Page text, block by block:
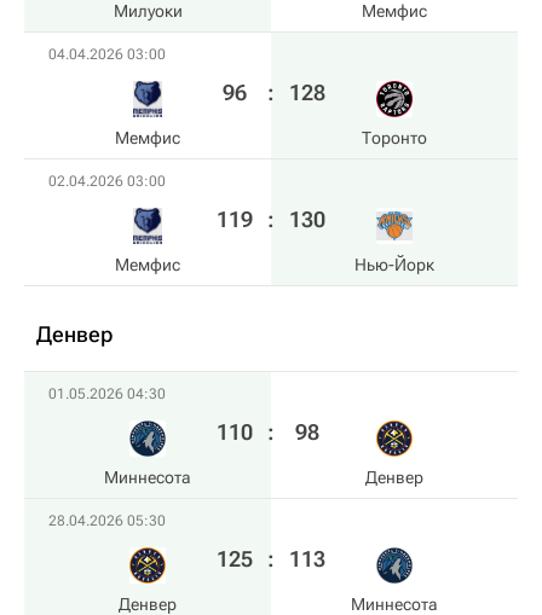
Милуоки Мемфис
04.04.2026 03:00
Мемфис
96 : 128
Торонто
02.04.2026 03:00
Мемфис
119 : 130
Нью-Йорк
Денвер
01.05.2026 04:30
Миннесота
110 : 98
Денвер
28.04.2026 05:30
Денвер
125 : 113
Миннесота